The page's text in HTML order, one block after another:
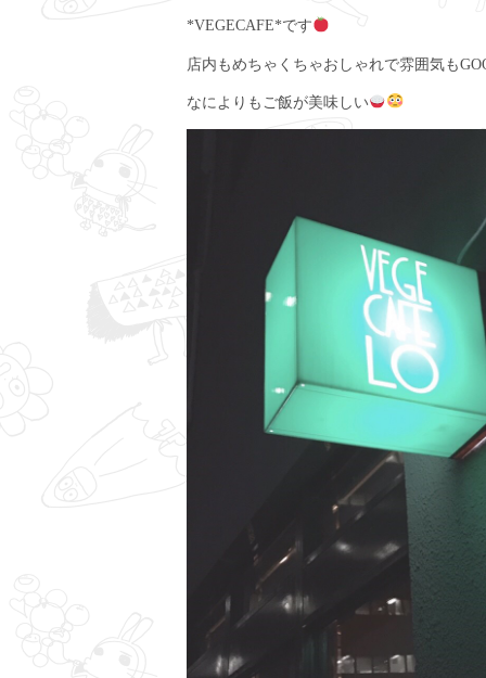
*VEGECAFE*です
店内もめちゃくちゃおしゃれで雰囲気も
なによりもご飯が美味しい